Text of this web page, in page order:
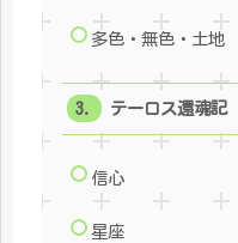
多色・無色・土地
テーロス還魂記
信心
星座